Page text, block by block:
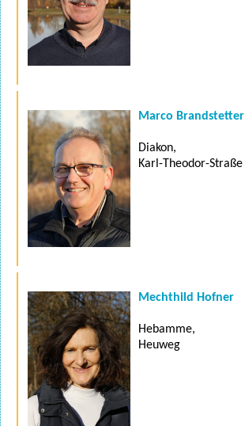
Marco Brandstetter
Diakon,
Karl-Theodor-Straße
Mechthild Hofner
Hebamme,
Heuweg